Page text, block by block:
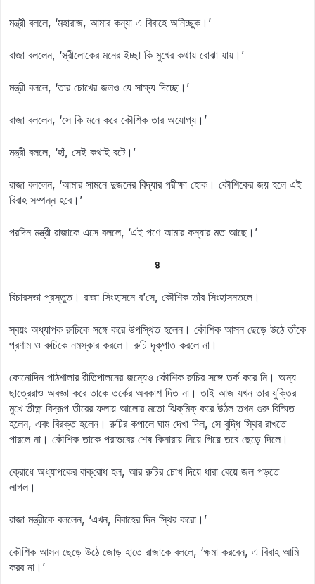
মন্ত্রী বললে, ‘মহারাজ, আমার কন্যা এ বিবাহে অনিচ্ছুক।’
রাজা বললেন, ‘স্ত্রীলোকের মনের ইচ্ছা কি মুখের কথায় বোঝা যায়।’
মন্ত্রী বললে, ‘তার চোখের জলও যে সাক্ষ্য দিচ্ছে।’
রাজা বললেন, ‘সে কি মনে করে কৌশিক তার অযোগ্য।’
মন্ত্রী বললে, ‘হাঁ, সেই কথাই বটে।’
রাজা বললেন, ‘আমার সামনে দুজনের বিদ্যার পরীক্ষা হোক। কৌশিকের জয় হলে এই
বিবাহ সম্পন্ন হবে।’
পরদিন মন্ত্রী রাজাকে এসে বললে, ‘এই পণে আমার কন্যার মত আছে।’
৪
বিচারসভা প্রস্তুত। রাজা সিংহাসনে ব’সে, কৌশিক তাঁর সিংহাসনতলে।
স্বয়ং অধ্যাপক রুচিকে সঙ্গে করে উপস্থিত হলেন। কৌশিক আসন ছেড়ে উঠে তাঁকে
প্রণাম ও রুচিকে নমস্কার করলে। রুচি দৃক্‌‍পাত করলে না।
কোনোদিন পাঠশালার রীতিপালনের জন্যেও কৌশিক রুচির সঙ্গে তর্ক করে নি। অন্য
ছাত্রেরাও অবজ্ঞা করে তাকে তর্কের অবকাশ দিত না। তাই আজ যখন তার যুক্তির
মুখে তীক্ষ্ণ বিদ্রূপ তীরের ফলায় আলোর মতো ঝিক্‌‍মিক্ করে উঠল তখন গুরু বিস্মিত
হলেন, এবং বিরক্ত হলেন। রুচির কপালে ঘাম দেখা দিল, সে বুদ্ধি স্থির রাখতে
পারলে না। কৌশিক তাকে পরাভবের শেষ কিনারায় নিয়ে গিয়ে তবে ছেড়ে দিলে।
ক্রোধে অধ্যাপকের বাক্‌‍রোধ হল, আর রুচির চোখ দিয়ে ধারা বেয়ে জল পড়তে
লাগল।
রাজা মন্ত্রীকে বললেন, ‘এখন, বিবাহের দিন স্থির করো।’
কৌশিক আসন ছেড়ে উঠে জোড় হাতে রাজাকে বললে, ‘ক্ষমা করবেন, এ বিবাহ আমি
করব না।’